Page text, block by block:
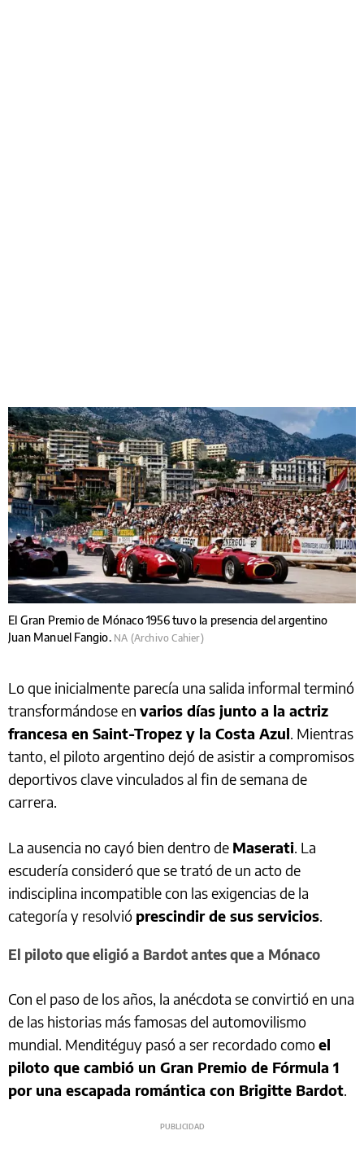
El Gran Premio de Mónaco 1956 tuvo la presencia del argentino
Juan Manuel Fangio. NA (Archivo Cahier)
Lo que inicialmente parecía una salida informal terminó
transformándose en varios días junto a la actriz
francesa en Saint-Tropez y la Costa Azul. Mientras
tanto, el piloto argentino dejó de asistir a compromisos
deportivos clave vinculados al fin de semana de
carrera.
La ausencia no cayó bien dentro de Maserati. La
escudería consideró que se trató de un acto de
indisciplina incompatible con las exigencias de la
categoría y resolvió prescindir de sus servicios.
El piloto que eligió a Bardot antes que a Mónaco
Con el paso de los años, la anécdota se convirtió en una
de las historias más famosas del automovilismo
mundial. Menditéguy pasó a ser recordado comoel
piloto que cambió un Gran Premio de Fórmula 1
por una escapada romántica con Brigitte Bardot.